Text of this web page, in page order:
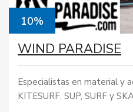
10%
WIND PARADISE
Especialistas en material y
KITESURF, SUP, SURF y